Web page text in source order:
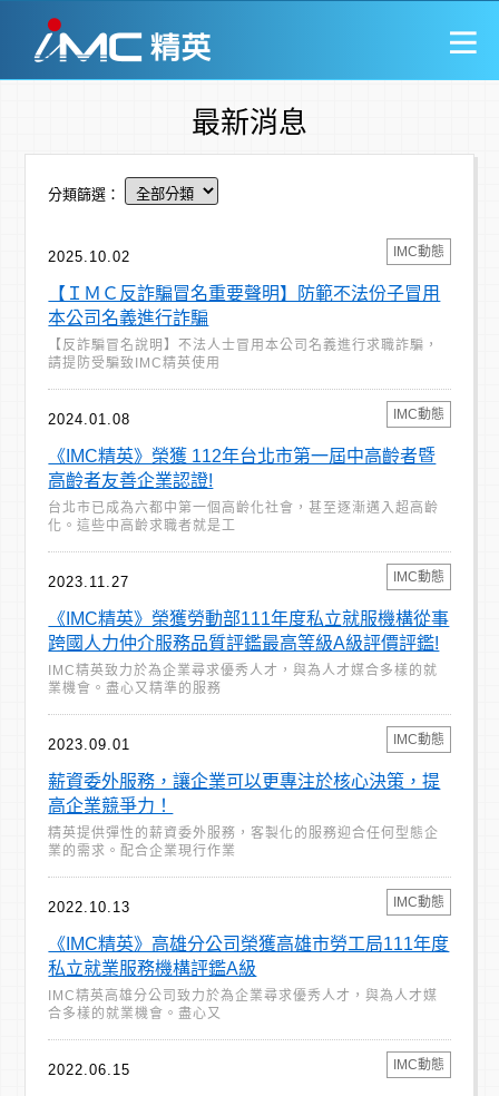
最新消息
分類篩選：
2025.10.02 IMC動態
【ＩＭＣ反詐騙冒名重要聲明】防範不法份子冒用
本公司名義進行詐騙
【反詐騙冒名說明】不法人士冒用本公司名義進行求職詐騙，
請提防受騙致IMC精英使用
2024.01.08 IMC動態
《IMC精英》榮獲 112年台北市第一屆中高齡者暨
高齡者友善企業認證!
台北市已成為六都中第一個高齡化社會，甚至逐漸邁入超高齡
化。這些中高齡求職者就是工
2023.11.27 IMC動態
《IMC精英》榮獲勞動部111年度私立就服機構從事
跨國人力仲介服務品質評鑑最高等級A級評價評鑑!
IMC精英致力於為企業尋求優秀人才，與為人才媒合多樣的就
業機會。盡心又精準的服務
2023.09.01 IMC動態
薪資委外服務，讓企業可以更專注於核心決策，提
高企業競爭力！
精英提供彈性的薪資委外服務，客製化的服務迎合任何型態企
業的需求。配合企業現行作業
2022.10.13 IMC動態
《IMC精英》高雄分公司榮獲高雄市勞工局111年度
私立就業服務機構評鑑A級
IMC精英高雄分公司致力於為企業尋求優秀人才，與為人才媒
合多樣的就業機會。盡心又
2022.06.15 IMC動態